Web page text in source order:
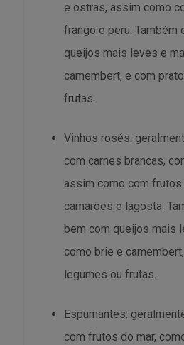
e ostras, assim como
frango e peru. Também
queijos mais leves e
camembert, e com
frutas.
Vinhos rosés:
com carnes brancas,
assim como com frutos
camarões e lagosta.
bem com queijos mais
como brie e
legumes ou frutas.
Espumantes:
com frutos do mar,